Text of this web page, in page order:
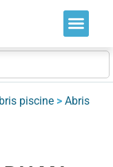
piscine > Abris